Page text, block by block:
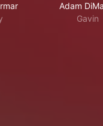
Adam
Gavin